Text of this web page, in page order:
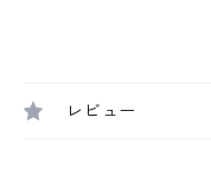
レビュー